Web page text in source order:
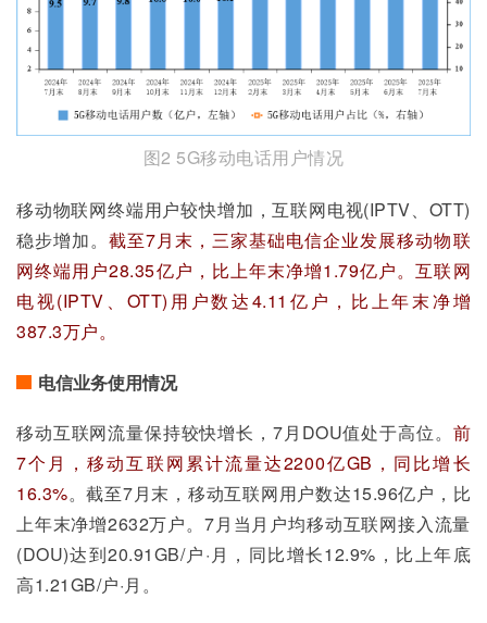
图2 5G移动电话用户情况
移动物联网终端用户较快增加，互联网电视(IPTV、OTT)
稳步增加。截至7月末，三家基础电信企业发展移动物联
网终端用户28.35亿户，比上年末净增1.79亿户。互联网
电视(IPTV、OTT)用户数达4.11亿户，比上年末净增
387.3万户。
电信业务使用情况
移动互联网流量保持较快增长，7月DOU值处于高位。 前
7个月，移动互联网累计流量达2200亿GB，同比增长
16.3%。截至7月末，移动互联网用户数达15.96亿户，比
上年末净增2632万户。7月当月户均移动互联网接入流量
(DOU)达到20.91GB/户·月，同比增长12.9%，比上年底
高1.21GB/户·月。